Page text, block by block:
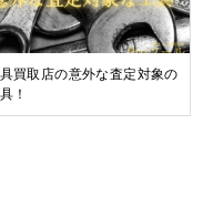
買取店の意外な査定対象の
！